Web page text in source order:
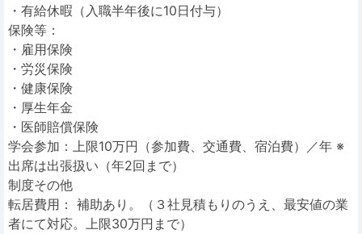
・有給休暇（入職半年後に10日付与）
保険等：
・雇用保険
・労災保険
・健康保険
・厚生年金
・医師賠償保険
学会参加：上限10万円（参加費、交通費、宿泊費）／年 ※
出席は出張扱い（年2回まで）
制度その他
転居費用： 補助あり。（３社見積もりのうえ、最安値の業
者にて対応。上限30万円まで）